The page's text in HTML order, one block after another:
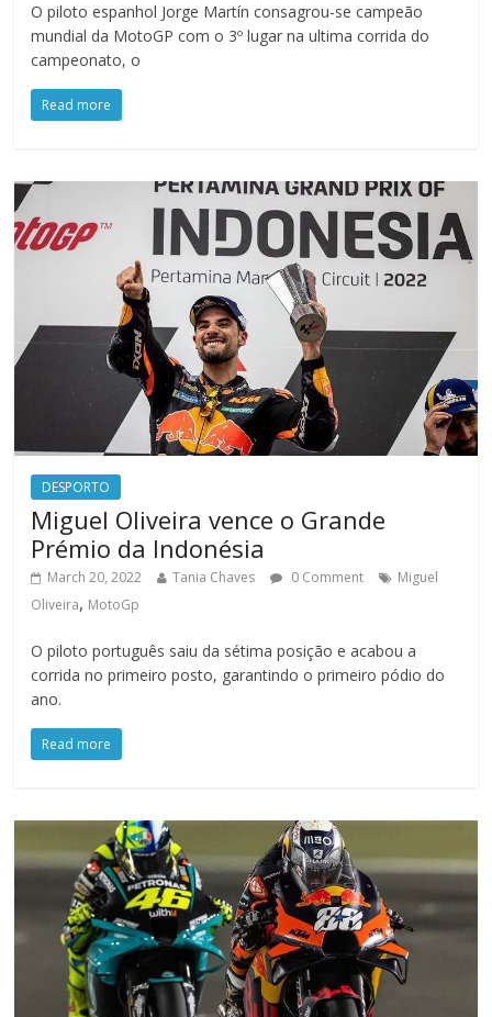
O piloto espanhol Jorge Martín consagrou-se campeão
mundial da MotoGP com o 3º lugar na ultima corrida do
campeonato, o
Read more
DESPORTO
Miguel Oliveira vence o Grande
Prémio da Indonésia
March 20, 2022 Tania Chaves 0 Comment
Miguel
Oliveira, MotoGp
O piloto português saiu da sétima posição e acabou a
corrida no primeiro posto, garantindo o primeiro pódio do
ano.
Read more